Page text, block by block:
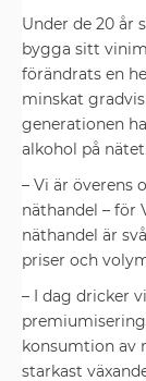
Under de 20 år
bygga sitt
förändrats en
minskat
generationen
alkohol på nätet.
– Vi är överens
näthandel – för
näthandel är
priser och
– I dag dricker
konsumtion av
starkast